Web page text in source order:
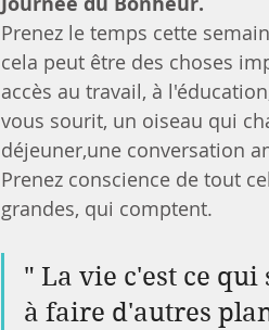
Prenez le temps cette
cela peut être des choses
accès au travail, à
vous sourit, un oiseau qui
déjeuner,une conversation
Prenez conscience de tout
grandes, qui comptent.
" La vie c'est ce qui
à faire d'autres